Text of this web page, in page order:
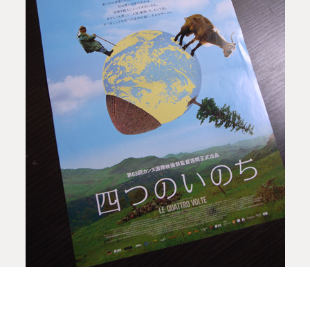
相談会
設計事務所を会場に「吉祥寺 建築家
10:00 - 16:00
ぞれのお悩みや疑問を伺います。
のでお気軽にお越し下さい。
くる家や賃貸マンション・店舗の模